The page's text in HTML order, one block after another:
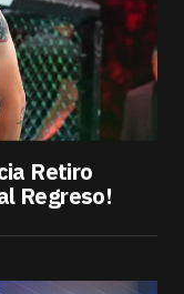
Retiro
Regreso!